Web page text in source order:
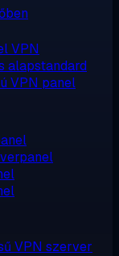
VPN
alapstandard
VPN panel
VPN szerver